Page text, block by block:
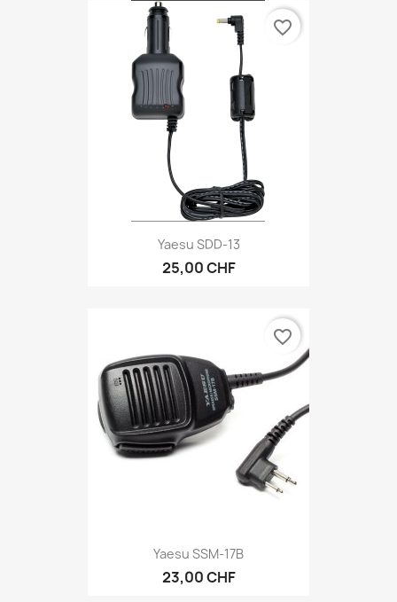
Yaesu SDD-13
25,00 CHF
favorite_border
Yaesu SSM-17B
23,00 CHF
favorite_border